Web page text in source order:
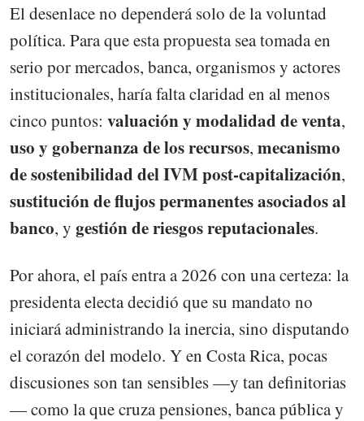
El desenlace no dependerá solo de la voluntad
política. Para que esta propuesta sea tomada en
serio por mercados, banca, organismos y actores
institucionales, haría falta claridad en al menos
cinco puntos: valuación y modalidad de venta,
uso y gobernanza de los recursos, mecanismo
de sostenibilidad del IVM post-capitalización,
sustitución de flujos permanentes asociados al
banco, y gestión de riesgos reputacionales.
Por ahora, el país entra a 2026 con una certeza: la
presidenta electa decidió que su mandato no
iniciará administrando la inercia, sino disputando
el corazón del modelo. Y en Costa Rica, pocas
discusiones son tan sensibles —y tan definitorias
— como la que cruza pensiones, banca pública y